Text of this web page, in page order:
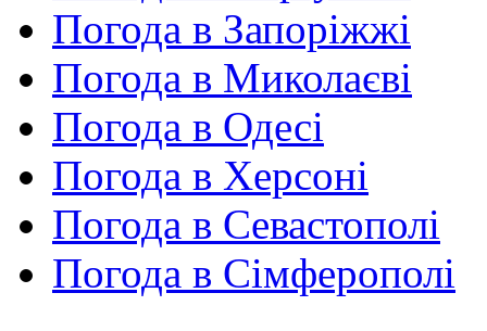
Погода в Запоріжжі
Погода в Миколаєві
Погода в Одесі
Погода в Херсоні
Погода в Севастополі
Погода в Сімферополі